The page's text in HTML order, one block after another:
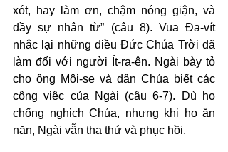
xót, hay làm ơn, chậm nóng giận, và
đầy sự nhân từ” (câu 8). Vua Đa-vít
nhắc lại những điều Đức Chúa Trời đã
làm đối với người Ít-ra-ên. Ngài bày tỏ
cho ông Môi-se và dân Chúa biết các
công việc của Ngài (câu 6-7). Dù họ
chống nghịch Chúa, nhưng khi họ ăn
năn, Ngài vẫn tha thứ và phục hồi.